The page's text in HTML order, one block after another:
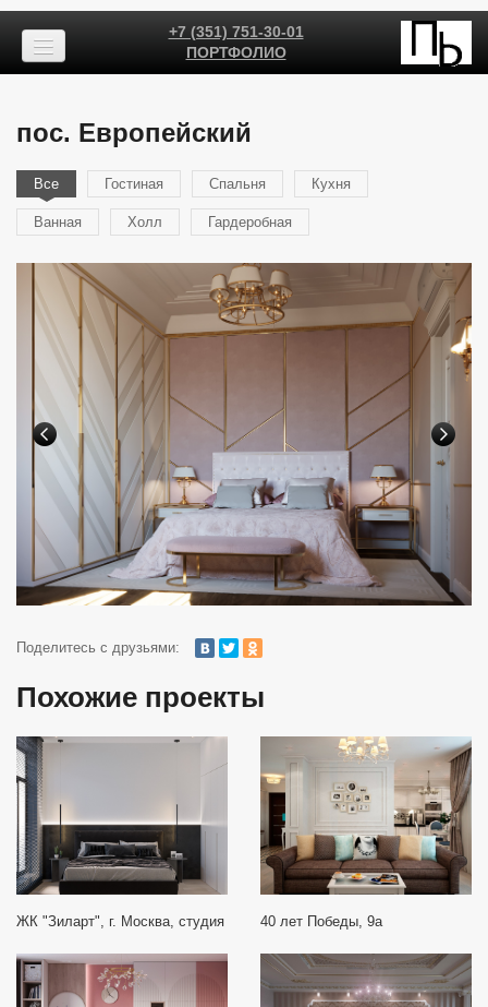
+7 (351) 751-30-01
ПОРТФОЛИО
пос. Европейский
Все Гостиная Спальня Кухня
Ванная Холл Гардеробная
Поделитесь с друзьями:
Похожие проекты
ЖК "Зиларт", г. Москва, студия 40 лет Победы, 9а